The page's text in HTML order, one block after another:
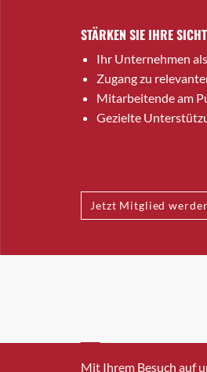
STÄRKEN SIE IHRE
Ihr Unternehmen
Zugang zu
Mitarbeitende am
Gezielte
Jetzt Mitglied
INFO@SWISSICT.CH
Mit Ihrem Besuch auf